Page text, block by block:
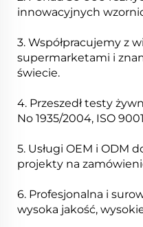
innowacyjnych
3. Współpracujemy z
supermarketami i
świecie.
4. Przeszedł testy
No 1935/2004, ISO
5. Usługi OEM i ODM
projekty na
6. Profesjonalna i
wysoka jakość,